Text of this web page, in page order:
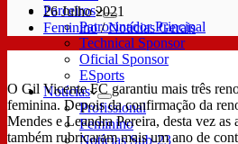
Parceiros
Patrocinador Principal
Technical Sponsor
Oficial Sponsor
ESports
Notícias
Profissional
Feminino
Notícias Sub-23
26 Julho 2021
Feminino/Notícias Gerais
O Gil Vicente FC garantiu mais três
feminina. Depois da confirmação da
Mendes e Leandra Pereira, desta vez as
também rubricaram mais um ano de